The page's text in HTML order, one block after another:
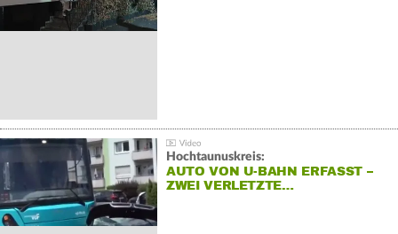
Hochtaunuskreis:
AUTO VON U-BAHN ERFASST –
ZWEI VERLETZTE…